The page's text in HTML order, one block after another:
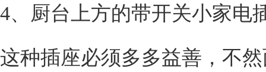
4、厨台上方的带开关小家电
这种插座必须多多益善，不